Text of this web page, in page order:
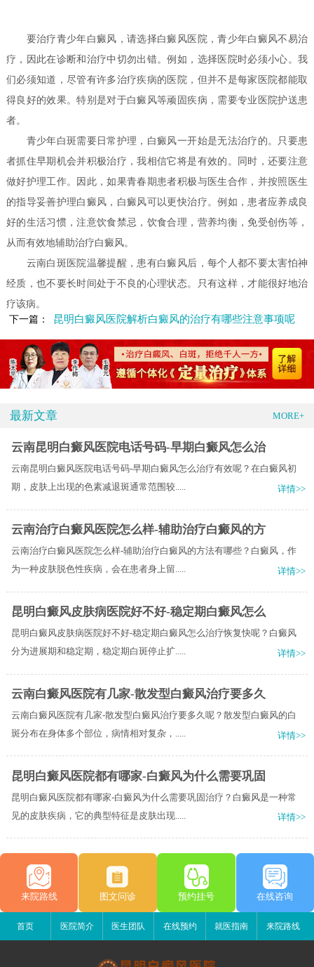
要治疗青少年白癜风，请选择白癜风医院，青少年白癜风不易治
疗，因此在诊断和治疗中切勿出错。例如，选择医院时必须小心。我
们必须知道，尽管有许多治疗疾病的医院，但并不是每家医院都能取
得良好的效果。特别是对于白癜风等顽固疾病，需要专业医院护送患
者。
青少年白斑需要日常护理，白癜风一开始是无法治疗的。只要患
者抓住早期机会并积极治疗，我相信它将是有效的。同时，还要注意
做好护理工作。因此，如果青春期患者积极与医生合作，并按照医生
的指导妥善护理白癜风，白癜风可以更快治疗。例如，患者应养成良
好的生活习惯，注意饮食禁忌，饮食合理，营养均衡，免受创伤等，
从而有效地辅助治疗白癜风。
云南白斑医院温馨提醒，患有白癜风后，每个人都不要太害怕神
经质，也不要长时间处于不良的心理状态。只有这样，才能很好地治
疗该病。
下一篇：
昆明白癜风医院解析白癜风的治疗有哪些注意事项呢
最新文章 MORE+
云南昆明白癜风医院电话号码-早期白癜风怎么治
云南昆明白癜风医院电话号码-早期白癜风怎么治疗有效呢？在白癜风初
期，皮肤上出现的色素减退斑通常范围较.....
详情>>
云南治疗白癜风医院怎么样-辅助治疗白癜风的方
云南治疗白癜风医院怎么样-辅助治疗白癜风的方法有哪些？白癜风，作
为一种皮肤脱色性疾病，会在患者身上留.....
详情>>
昆明白癜风皮肤病医院好不好-稳定期白癜风怎么
昆明白癜风皮肤病医院好不好-稳定期白癜风怎么治疗恢复快呢？白癜风
分为进展期和稳定期，稳定期白斑停止扩.....
详情>>
云南白癜风医院有几家-散发型白癜风治疗要多久
云南白癜风医院有几家-散发型白癜风治疗要多久呢？散发型白癜风的白
斑分布在身体多个部位，病情相对复杂，.....
详情>>
昆明白癜风医院都有哪家-白癜风为什么需要巩固
昆明白癜风医院都有哪家-白癜风为什么需要巩固治疗？白癜风是一种常
见的皮肤疾病，它的典型特征是皮肤出现.....
详情>>
来院路线 图文问诊 预约挂号 在线咨询
首页 医院简介 医生团队 在线预约 就医指南 来院路线